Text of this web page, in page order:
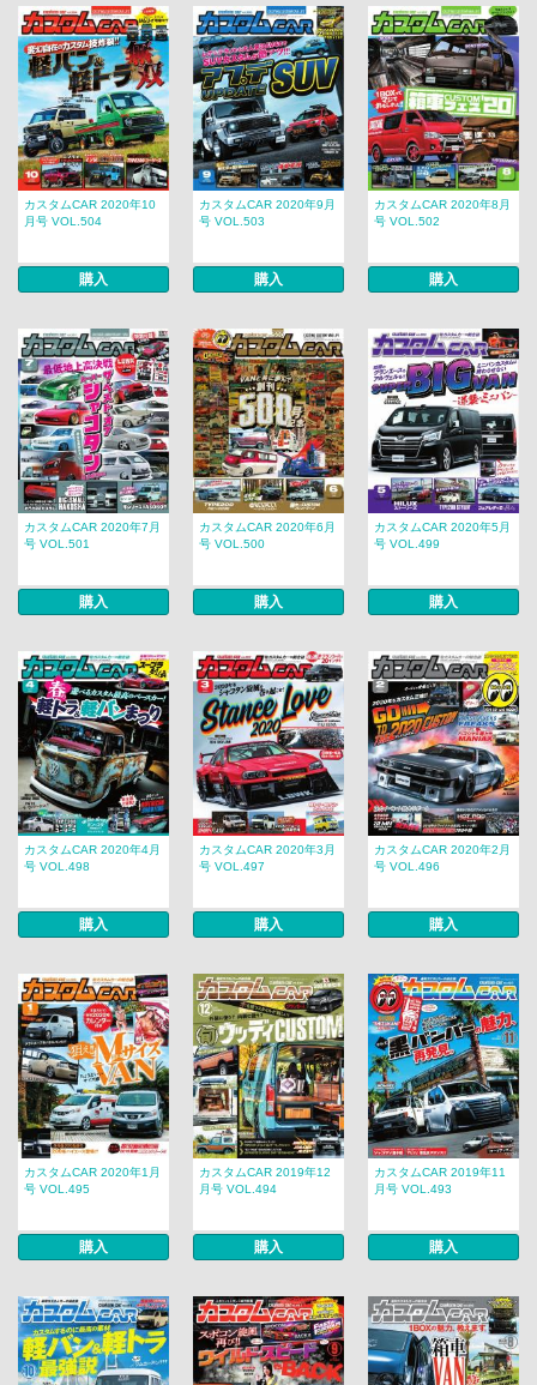
カスタムCAR 2020年10
月号 VOL.504
購入
カスタムCAR 2020年9月
号 VOL.503
購入
カスタムCAR 2020年8月
号 VOL.502
購入
カスタムCAR 2020年7月
号 VOL.501
購入
カスタムCAR 2020年6月
号 VOL.500
購入
カスタムCAR 2020年5月
号 VOL.499
購入
カスタムCAR 2020年4月
号 VOL.498
購入
カスタムCAR 2020年3月
号 VOL.497
購入
カスタムCAR 2020年2月
号 VOL.496
購入
カスタムCAR 2020年1月
号 VOL.495
購入
カスタムCAR 2019年12
月号 VOL.494
購入
カスタムCAR 2019年11
月号 VOL.493
購入